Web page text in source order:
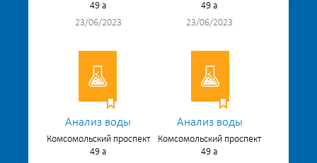
49 а
23/06/2023
49 а
23/06/2023
Анализ воды
Комсомольский проспект
49 а
Анализ воды
Комсомольский проспект
49 а